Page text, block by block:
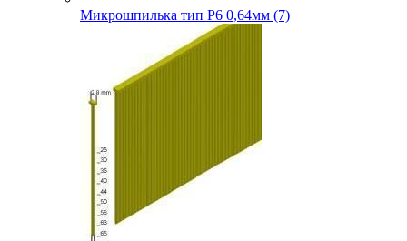
Микрошпилька тип P6 0,64мм (7)